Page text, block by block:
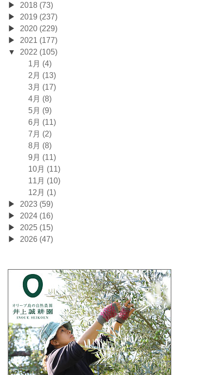
2018 (73)
2019 (237)
2020 (229)
2021 (177)
2022 (105)
1月 (4)
2月 (13)
3月 (17)
4月 (8)
5月 (9)
6月 (11)
7月 (2)
8月 (8)
9月 (11)
10月 (11)
11月 (10)
12月 (1)
2023 (59)
2024 (16)
2025 (15)
2026 (47)